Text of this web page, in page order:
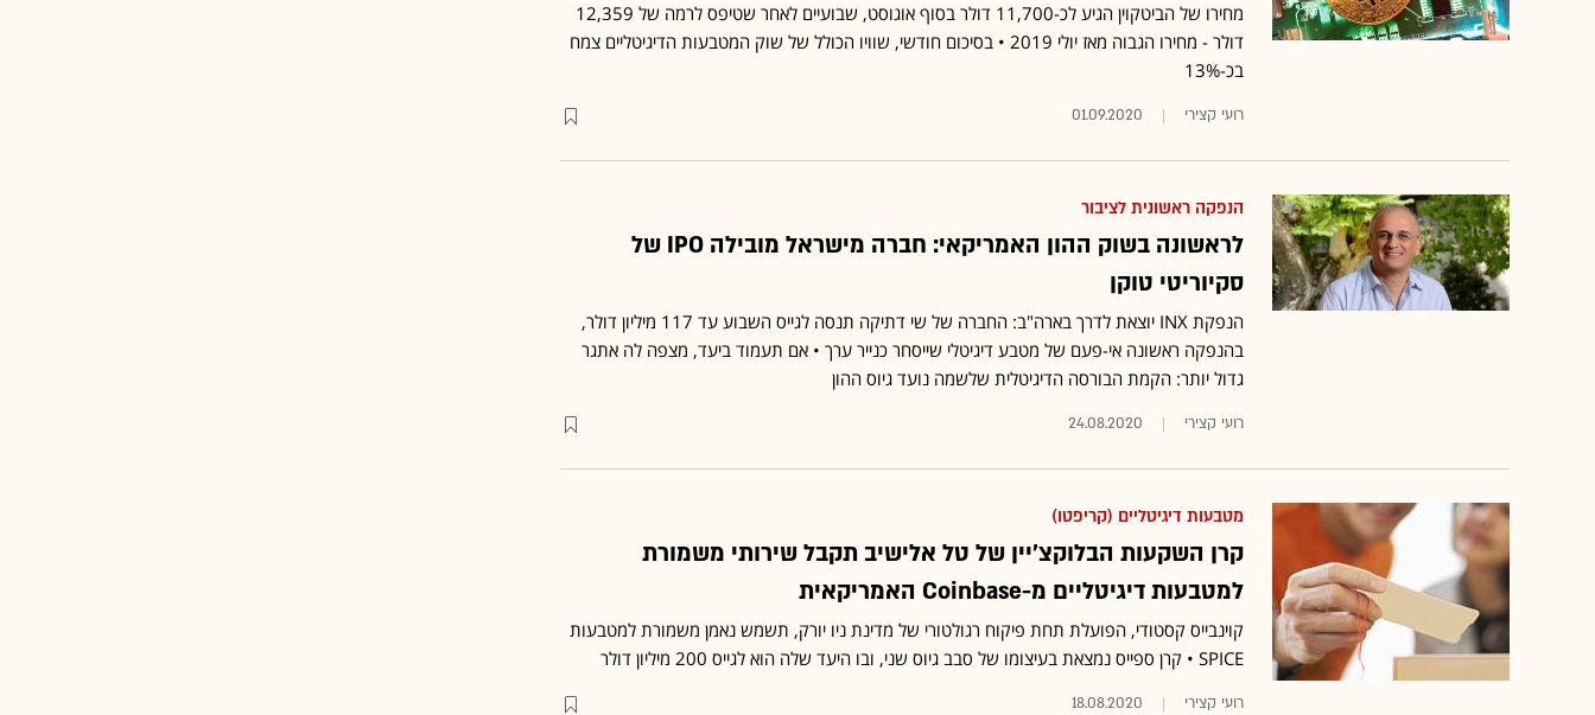
מחירו של הביטקוין הגיע לכ-11,700 דולר בסוף אוגוסט, שבועיים לאחר שטיפס לרמה של 12,359
דולר - מחירו הגבוה מאז יולי 2019 • בסיכום חודשי, שוויו הכולל של שוק המטבעות הדיגיטליים צמח
בכ-13%
רועי קצירי 01.09.2020
הנפקה ראשונית לציבור
לראשונה בשוק ההון האמריקאי: חברה מישראל מובילה IPO של
סקיוריטי טוקן
הנפקת INX יוצאת לדרך בארה"ב: החברה של שי דתיקה תנסה לגייס השבוע עד 117 מיליון דולר,
בהנפקה ראשונה אי-פעם של מטבע דיגיטלי שייסחר כנייר ערך • אם תעמוד ביעד, מצפה לה אתגר
גדול יותר: הקמת הבורסה הדיגיטלית שלשמה נועד גיוס ההון
רועי קצירי 24.08.2020
מטבעות דיגיטליים (קריפטו)
קרן השקעות הבלוקצ'יין של טל אלישיב תקבל שירותי משמורת
למטבעות דיגיטליים מ-Coinbase האמריקאית
קוינבייס קסטודי, הפועלת תחת פיקוח רגולטורי של מדינת ניו יורק, תשמש נאמן משמורת למטבעות
SPICE • קרן ספייס נמצאת בעיצומו של סבב גיוס שני, ובו היעד שלה הוא לגייס 200 מיליון דולר
רועי קצירי 18.08.2020